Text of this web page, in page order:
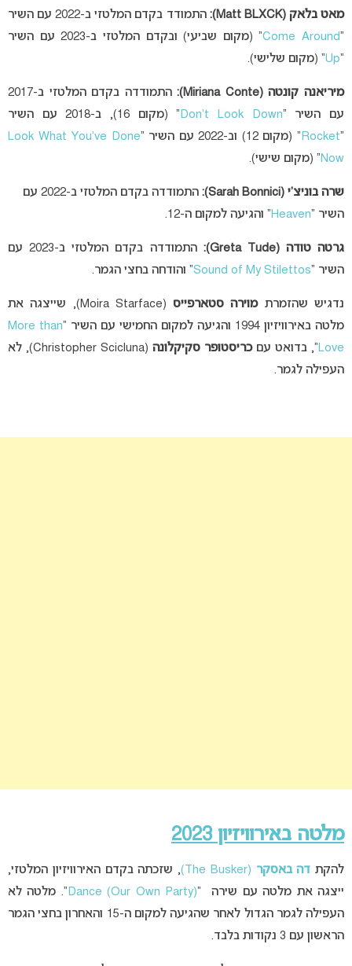
מאט בלאק(Matt BLXCK):
התמודד בקדם המלטזי ב-2022 עם השיר
“
Come Around
” (מקום שביעי) ובקדם המלטזי ב-2023 עם השיר
“
Up” (מקום שלישי).
מיריאנה קונטה (Miriana Conte):
התמודדה בקדם המלטזי ב-2017
עם השיר “Don’t Look Down
” (מקום 16), ב-2018 עם השיר
“
Rocket ” (מקום 12) וב-2022 עם השיר “
Look What You’ve Done
Now” (מקום שישי).
שרה בוניצ’י (Sarah Bonnici):
התמודדה בקדם המלטזי ב-2022 עם
השיר “Heaven” והגיעה למקום ה-12.
גרטה טודה (Greta Tude):
התמודדה בקדם המלטזי ב-2023 עם
השיר “Sound of My Stilettos” והודחה בחצי הגמר.
נדגיש שהזמרתמוירה סטארפייס
(Moira Starface), שייצגה את
מלטה באירוויזיון 1994 והגיעה למקום החמישי עם השיר “
More than
Love“, בדואט עםכריסטופר סקיקלונה
(Christopher Scicluna), לא
העפילה לגמר.
מלטה באירוויזיון 2023
להקת דה באסקר (The Busker)
, שזכתה בקדם האירוויזיון המלטזי,
ייצגה את מלטה עם שירה “Dance (Our Own Party) “. מלטה לא
העפילה לגמר הגדול לאחר שהגיעה למקום ה-15 והאחרון בחצי הגמר
הראשון עם 3 נקודות בלבד.